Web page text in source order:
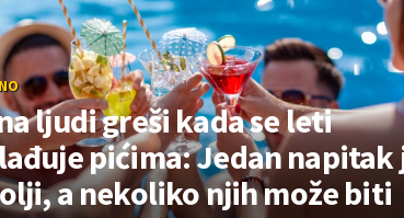
ljudi greši kada se leti
pićima: Jedan napitak
a nekoliko njih može biti